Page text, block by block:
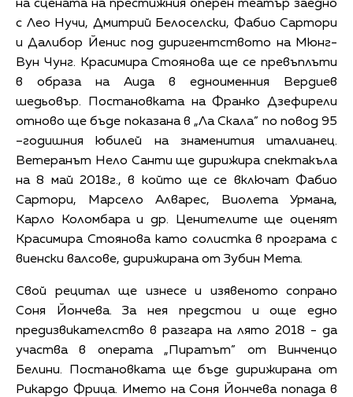
на сцената на престижния оперен театър заедно
с Лео Нучи, Дмитрий Белоселски, Фабио Сартори
и Далибор Йенис под диригентството на Мюнг-
Вун Чунг. Красимира Стоянова ще се превъплъти
в образа на Аида в едноименния Вердиев
шедьовър. Постановката на Франко Дзефирели
отново ще бъде показана в „Ла Скала” по повод 95
–годишния юбилей на знаменития италианец.
Ветеранът Нело Санти ще дирижира спектакъла
на 8 май 2018г., в който ще се включат Фабио
Сартори, Марсело Алварес, Виолета Урмана,
Карло Коломбара и др. Ценителите ще оценят
Красимира Стоянова като солистка в програма с
виенски валсове, дирижирана от Зубин Мета.
Свой рецитал ще изнесе и изявеното сопрано
Соня Йончева. За нея предстои и още едно
предизвикателство в разгара на лято 2018 - да
участва в операта „Пиратът” от Винченцо
Белини. Постановката ще бъде дирижирана от
Рикардо Фрица. Името на Соня Йончева попада в